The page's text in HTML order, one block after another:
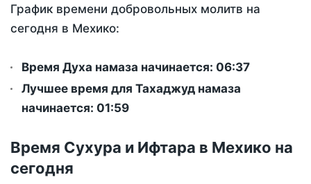
График времени добровольных молитв на
сегодня в Мехико:
Время Духа намаза начинается: 06:37
Лучшее время для Тахаджуд намаза
начинается: 01:59
Время Сухура и Ифтара в Мехико на
сегодня